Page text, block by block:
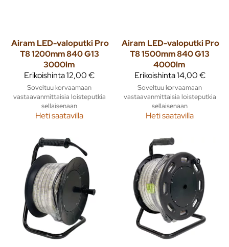
Airam LED-valoputki Pro
T8 1200mm 840 G13
3000lm
Erikoishinta12,00 €
Soveltuu korvaamaan
vastaavanmittaisia loisteputkia
sellaisenaan
Heti saatavilla
Airam LED-valoputki Pro
T8 1500mm 840 G13
4000lm
Erikoishinta14,00 €
Soveltuu korvaamaan
vastaavanmittaisia loisteputkia
sellaisenaan
Heti saatavilla